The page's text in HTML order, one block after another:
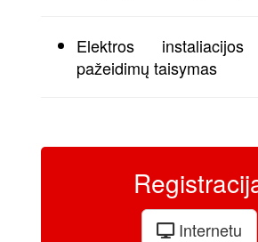
Elektros
pažeidimų taisymas
Internetu